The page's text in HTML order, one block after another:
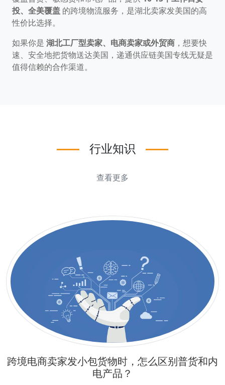
投、全美覆盖 的跨境物流服务，是湖北卖家发美国的高
性价比选择。
如果你是 湖北工厂型卖家、电商卖家或外贸商 ，想要快
速、安全地把货物送达美国，递通供应链美国专线无疑是
值得信赖的合作渠道。
行业知识
查看更多
跨境电商卖家发小包货物时，怎么区别普货和内
电产品？